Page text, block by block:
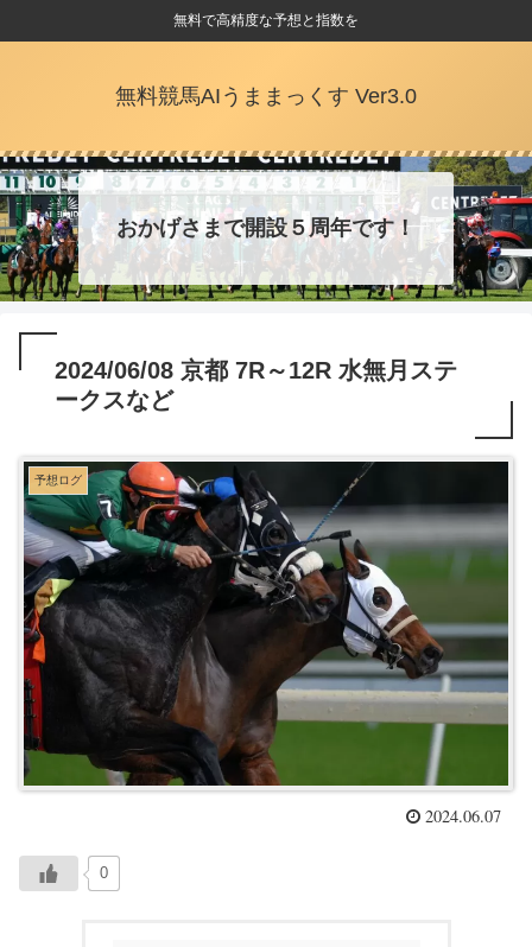
無料で高精度な予想と指数を
無料競馬AIうままっくす Ver3.0
おかげさまで開設５周年です！
2024/06/08 京都 7R～12R 水無月ステ
ークスなど
予想ログ
2024.06.07
0